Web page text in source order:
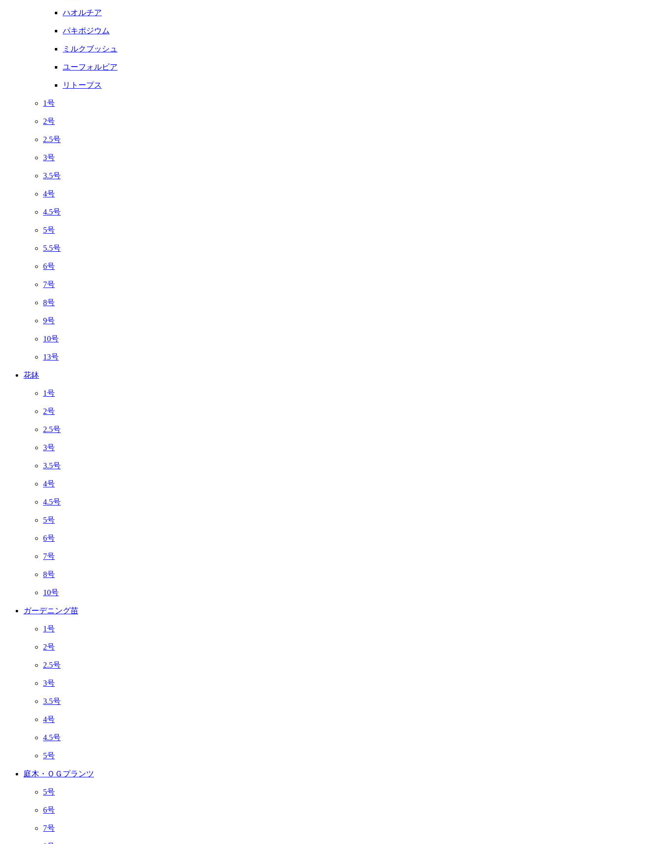
ハオルチア
パキポジウム
ミルクブッシュ
ユーフォルビア
リトープス
1号
2号
2.5号
3号
3.5号
4号
4.5号
5号
5.5号
6号
7号
8号
9号
10号
13号
花鉢
1号
2号
2.5号
3号
3.5号
4号
4.5号
5号
6号
7号
8号
10号
ガーデニング苗
1号
2号
2.5号
3号
3.5号
4号
4.5号
5号
庭木・ＯＧプランツ
5号
6号
7号